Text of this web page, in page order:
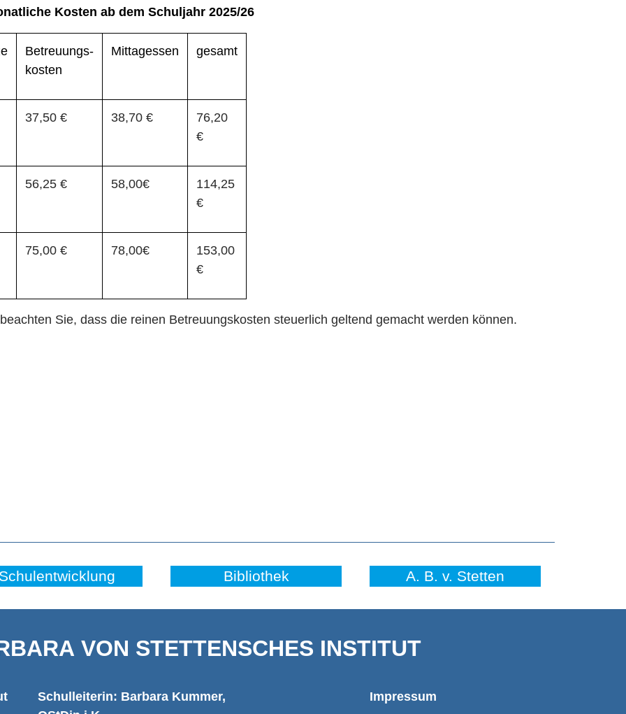
Kosten ab dem Schuljahr 2025/26
Betreuungs-
kosten
Mittagessen gesamt
37,50 € 38,70 €
76,20
€
56,25 € 58,00€
114,25
€
75,00 € 78,00€
153,00
€
Sie, dass die reinen Betreuungskosten steuerlich geltend gemacht werden können.
Schulentwicklung Bibliothek A. B. v. Stetten
VON STETTENSCHES INSTITUT
Schulleiterin: Barbara Kummer,
Impressum